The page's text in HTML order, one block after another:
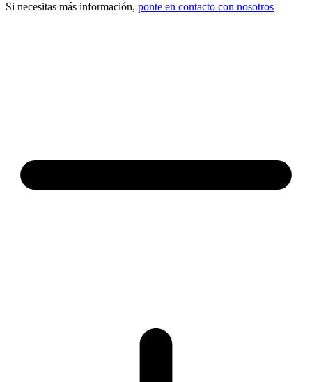
Si necesitas más información, ponte en contacto con nosotros